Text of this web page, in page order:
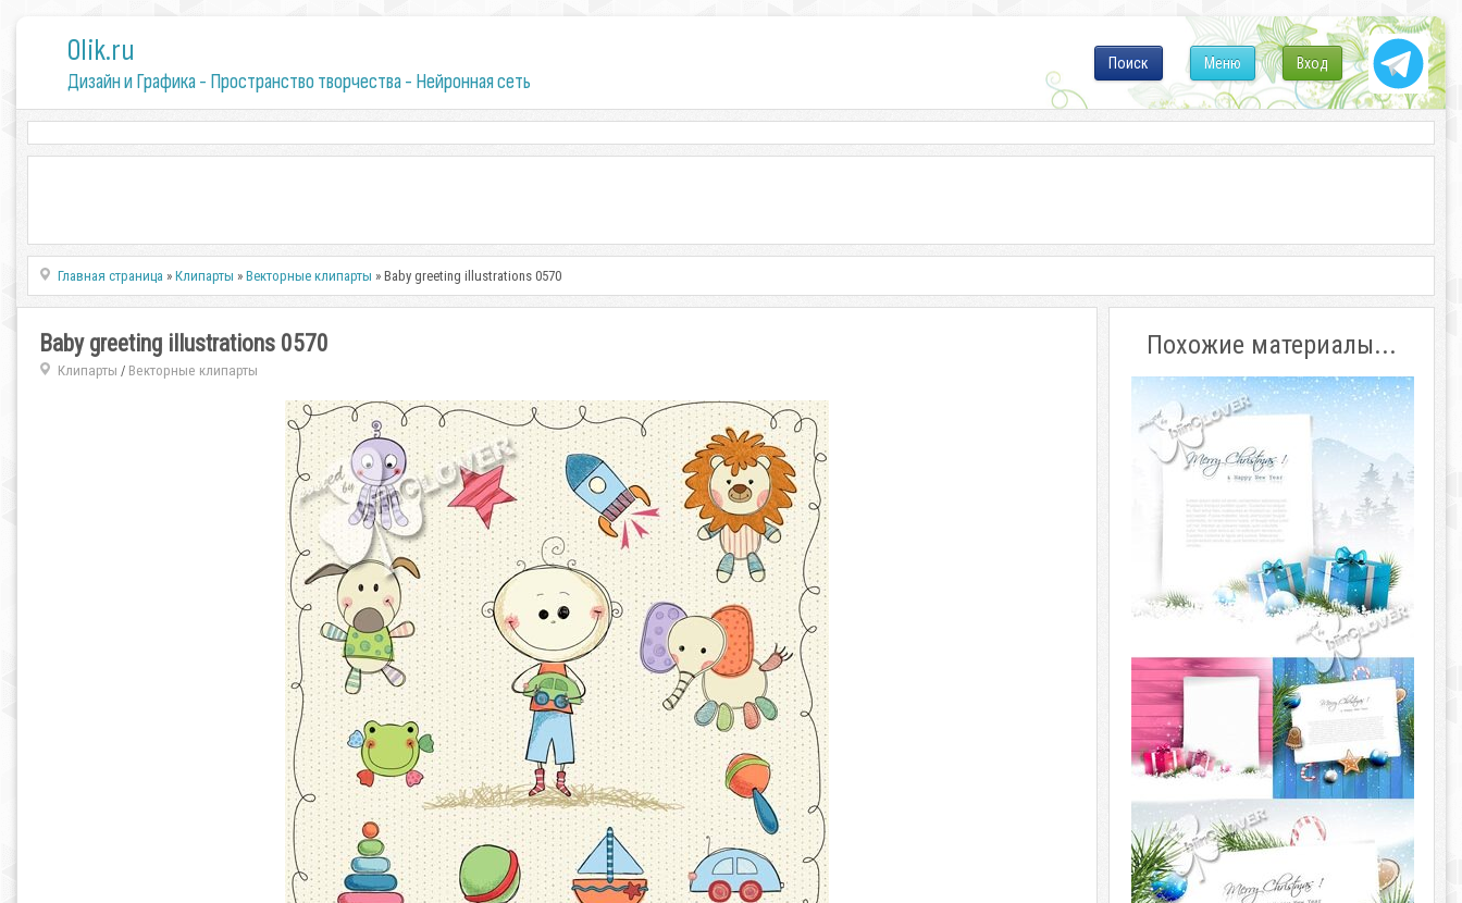
0lik.ru
Дизайн и Графика - Пространство творчества - Нейронная сеть
Вход
Меню
Поиск
Главная страница »Клипарты »Векторные клипарты » Baby greeting illustrations 0570
Baby greeting illustrations 0570
Клипарты / Векторные клипарты
Похожие материалы...